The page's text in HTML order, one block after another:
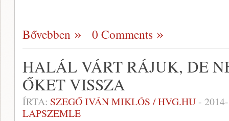
Bővebben 0 Comments
HALÁL VÁRT RÁJUK, DE
ŐKET VISSZA
ÍRTA: SZEGŐ IVÁN MIKLÓS / HVG.HU-
LAPSZEMLE